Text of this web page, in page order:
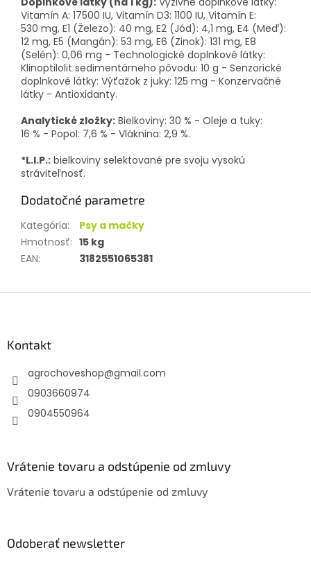
Vitamín A: 17500 IU, Vitamín D3: 1100 IU, Vitamín E:
530 mg, E1 (Železo): 40 mg, E2 (Jód): 4,1 mg, E4 (Meď):
12 mg, E5 (Mangán): 53 mg, E6 (Zinok): 131 mg, E8
(Selén): 0,06 mg - Technologické doplnkové látky:
Klinoptilolit sedimentárneho pôvodu: 10 g - Senzorické
doplnkové látky: Výťažok z juky: 125 mg - Konzervačné
látky - Antioxidanty.
Analytické zložky: Bielkoviny: 30 % - Oleje a tuky:
16 % - Popol: 7,6 % - Vláknina: 2,9 %.
*L.I.P.: bielkoviny selektované pre svoju vysokú
stráviteľnosť.
Dodatočné parametre
Kategória:
Psy a mačky
Hmotnosť: 15 kg
EAN: 3182551065381
Kontakt
agrochoveshop@gmail.com
0903660974
0904550964
Vrátenie tovaru a odstúpenie od zmluvy
Vrátenie tovaru a odstúpenie od zmluvy
Odoberať newsletter